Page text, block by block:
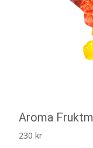
Aroma
230 kr